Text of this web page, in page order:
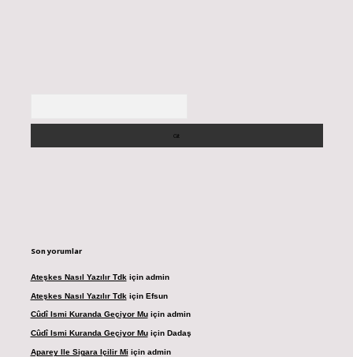
Son yorumlar
Ateşkes Nasıl Yazılır Tdk için admin
Ateşkes Nasıl Yazılır Tdk için Efsun
Cûdî Ismi Kuranda Geçiyor Muiçin admin
Cûdî Ismi Kuranda Geçiyor Muiçin Dadaş
Aparey Ile Sigara Içilir Mi için admin